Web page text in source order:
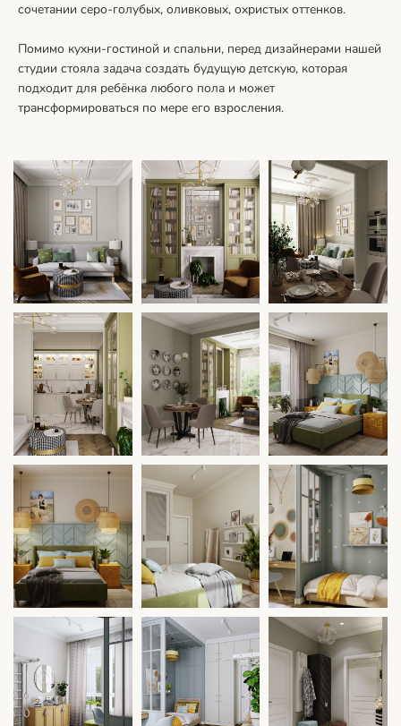
сочетании серо-голубых, оливковых, охристых оттенков.
Помимо кухни-гостиной и спальни, перед дизайнерами нашей
студии стояла задача создать будущую детскую, которая
подходит для ребёнка любого пола и может
трансформироваться по мере его взросления.